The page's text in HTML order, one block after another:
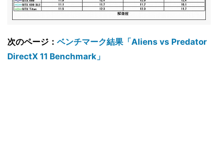
次のページ： ベンチマーク結果「Aliens vs Predator
DirectX 11 Benchmark」